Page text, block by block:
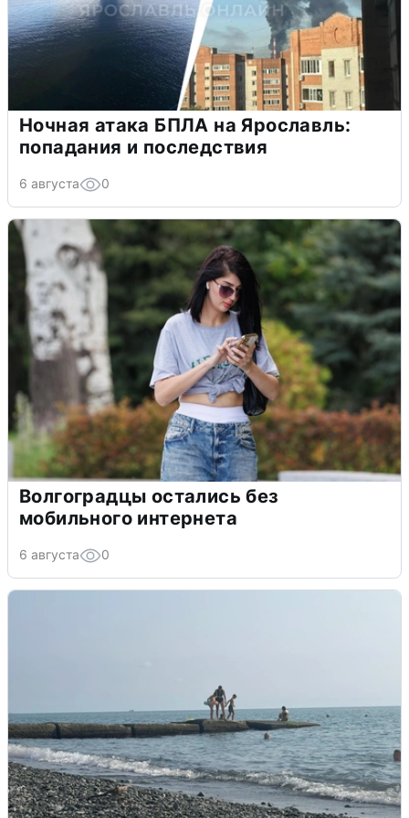
Ночная атака БПЛА на Ярославль:
попадания и последствия
6 августа 0
Волгоградцы остались без
мобильного интернета
6 августа 0